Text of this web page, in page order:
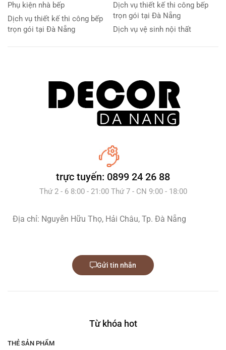
Phụ kiện nhà bếp
Dịch vụ thiết kế thi công bếp
trọn gói tại Đà Nẵng
Dịch vụ thiết kế thi công bếp
trọn gói tại Đà Nẵng
Dịch vụ vệ sinh nội thất
trực tuyến: 0899 24 26 88
Thứ 2 - 6 8:00 - 21:00 Thứ 7 - CN 9:00 - 18:00
Địa chỉ: Nguyễn Hữu Thọ, Hải Châu, Tp. Đà Nẵng
Gửi tin nhắn
Từ khóa hot
THẺ SẢN PHẨM